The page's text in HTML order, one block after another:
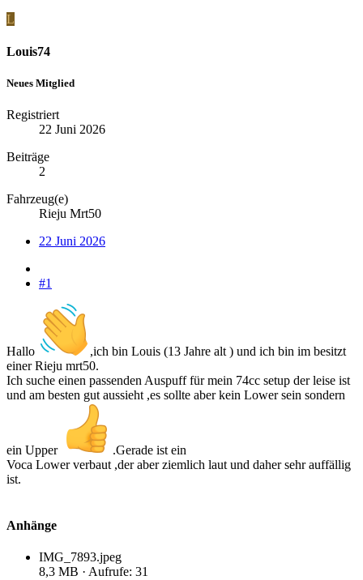
L
Louis74
Neues Mitglied
Registriert
22 Juni 2026
Beiträge
2
Fahrzeug(e)
Rieju Mrt50
22 Juni 2026
#1
Hallo
,ich bin Louis (13 Jahre alt ) und ich bin im besitzt
einer Rieju mrt50.
Ich suche einen passenden Auspuff für mein 74cc setup der leise ist
und am besten gut aussieht ,es sollte aber kein Lower sein sondern
ein Upper
.Gerade ist ein
Voca Lower verbaut ,der aber ziemlich laut und daher sehr auffällig
ist.
Anhänge
IMG_7893.jpeg
8,3 MB · Aufrufe: 31